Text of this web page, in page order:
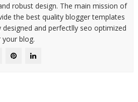
robust design. The main mission of
the best quality blogger templates
and perfectlly seo optimized
blog.